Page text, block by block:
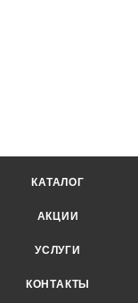
КАТАЛОГ
АКЦИИ
УСЛУГИ
КОНТАКТЫ